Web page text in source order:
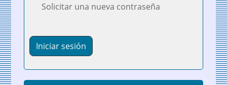
Solicitar una nueva contraseña